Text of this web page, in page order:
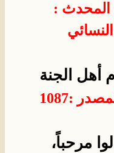
المحدث :
أهل الجنة
:
1087
مرحباً،